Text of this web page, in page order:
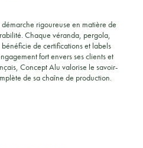
rigoureuse en matière de
Chaque véranda, pergola,
de certifications et labels
fort envers ses clients et
Concept Alu valorise le savoir-
de sa chaîne de production.